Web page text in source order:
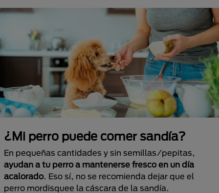
¿Mi perro puede comer sandía?
En pequeñas cantidades y sin semillas/pepitas,
ayudan a tu perro a mantenerse fresco en un día
acalorado. Eso sí, no se recomienda dejar que el
perro mordisquee la cáscara de la sandía.